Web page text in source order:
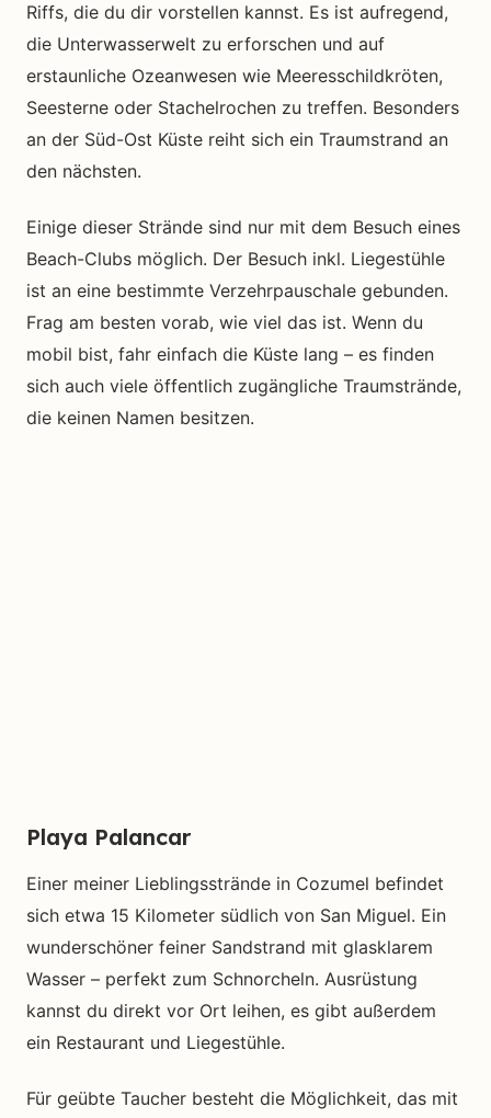
Riffs, die du dir vorstellen kannst. Es ist aufregend,
die Unterwasserwelt zu erforschen und auf
erstaunliche Ozeanwesen wie Meeresschildkröten,
Seesterne oder Stachelrochen zu treffen. Besonders
an der Süd-Ost Küste reiht sich ein Traumstrand an
den nächsten.
Einige dieser Strände sind nur mit dem Besuch eines
Beach-Clubs möglich. Der Besuch inkl. Liegestühle
ist an eine bestimmte Verzehrpauschale gebunden.
Frag am besten vorab, wie viel das ist. Wenn du
mobil bist, fahr einfach die Küste lang – es finden
sich auch viele öffentlich zugängliche Traumstrände,
die keinen Namen besitzen.
Playa Palancar
Einer meiner Lieblingsstrände in Cozumel befindet
sich etwa 15 Kilometer südlich von San Miguel. Ein
wunderschöner feiner Sandstrand mit glasklarem
Wasser – perfekt zum Schnorcheln. Ausrüstung
kannst du direkt vor Ort leihen, es gibt außerdem
ein Restaurant und Liegestühle.
Für geübte Taucher besteht die Möglichkeit, das mit